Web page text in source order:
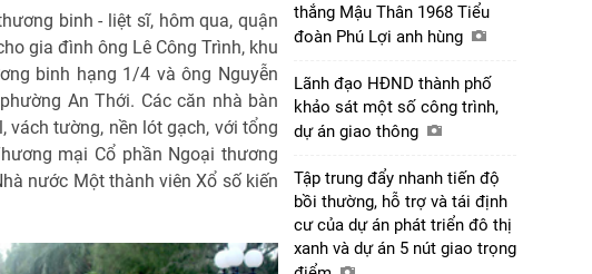
binh - liệt sĩ, hôm qua, quận
gia đình ông Lê Công Trình, khu
binh hạng 1/4 và ông Nguyễn
An Thới. Các căn nhà bàn
vách tường, nền lót gạch, với tổng
mại Cổ phần Ngoại thương
nước Một thành viên Xổ số kiến
thắng Mậu Thân 1968 Tiểu
đoàn Phú Lợi anh hùng
Lãnh đạo HĐND thành phố
khảo sát một số công trình,
dự án giao thông
Tập trung đẩy nhanh tiến độ
bồi thường, hỗ trợ và tái định
cư của dự án phát triển đô thị
xanh và dự án 5 nút giao trọng